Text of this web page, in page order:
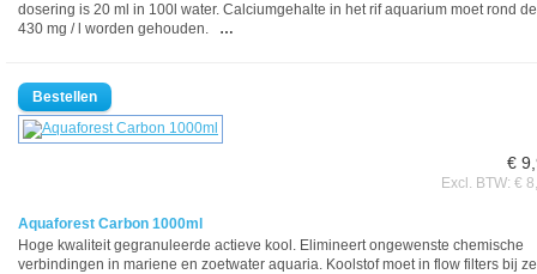
dosering is 20 ml in 100l water. Calciumgehalte in het rif aquarium moet rond de
430 mg / l worden gehouden. …
€
Excl. BTW: €
Aquaforest Carbon 1000ml
Hoge kwaliteit gegranuleerde actieve kool. Elimineert ongewenste chemische
verbindingen in mariene en zoetwater aquaria. Koolstof moet in flow filters bij